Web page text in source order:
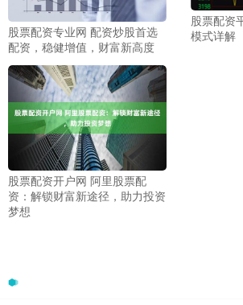
股票配资专业网 配资炒股首选
配资，稳健增值，财富新高度
股票配资
模式详解
股票配资开户网 阿里股票配
资：解锁财富新途径，助力投资
梦想